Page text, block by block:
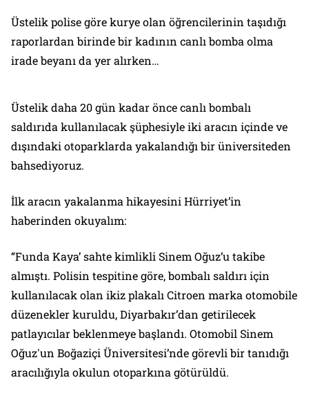
Üstelik polise göre kurye olan öğrencilerinin taşıdığı
raporlardan birinde bir kadının canlı bomba olma
irade beyanı da yer alırken…
Üstelik daha 20 gün kadar önce canlı bombalı
saldırıda kullanılacak şüphesiyle iki aracın içinde ve
dışındaki otoparklarda yakalandığı bir üniversiteden
bahsediyoruz.
İlk aracın yakalanma hikayesini Hürriyet’in
haberinden okuyalım:
“Funda Kaya’ sahte kimlikli Sinem Oğuz’u takibe
almıştı. Polisin tespitine göre, bombalı saldırı için
kullanılacak olan ikiz plakalı Citroen marka otomobile
düzenekler kuruldu, Diyarbakır’dan getirilecek
patlayıcılar beklenmeye başlandı. Otomobil Sinem
Oğuz'un Boğaziçi Üniversitesi’nde görevli bir tanıdığı
aracılığıyla okulun otoparkına götürüldü.